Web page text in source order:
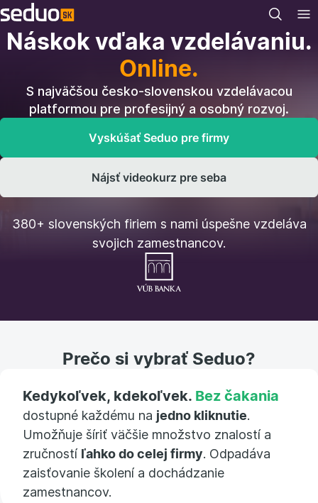
Náskok vďaka vzdelávaniu.
Online.
S najväčšou česko-slovenskou vzdelávacou
platformou pre profesijný a osobný rozvoj.
Vyskúšať Seduo pre firmy
Nájsť videokurz pre seba
380+ slovenských firiem s nami úspešne vzdeláva
svojich zamestnancov.
Prečo si vybrať Seduo?
Kedykoľvek, kdekoľvek. Bez čakania
dostupné každému na jedno kliknutie.
Umožňuje šíriť väčšie množstvo znalostí a
zručností ľahko do celej firmy. Odpadáva
zaisťovanie školení a dochádzanie
zamestnancov.